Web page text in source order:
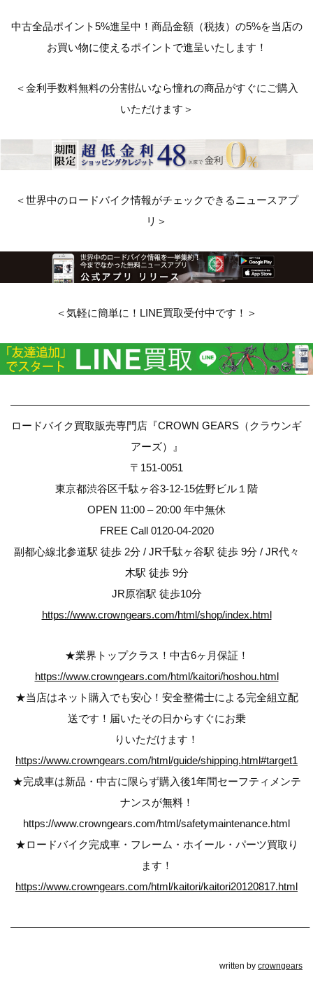
中古全品ポイント5%進呈中！商品金額（税抜）の5%を当店の
お買い物に使えるポイントで進呈いたします！
＜金利手数料無料の分割払いなら憧れの商品がすぐにご購入
いただけます＞
＜世界中のロードバイク情報がチェックできるニュースアプ
リ＞
＜気軽に簡単に！LINE買取受付中です！＞
————————————————————————————–
ロードバイク買取販売専門店『CROWN GEARS（クラウンギ
アーズ）』
〒151-0051
東京都渋谷区千駄ヶ谷3-12-15佐野ビル１階
OPEN 11:00 – 20:00 年中無休
FREE Call 0120-04-2020
副都心線北参道駅 徒歩 2分 / JR千駄ヶ谷駅 徒歩 9分 / JR代々
木駅 徒歩 9分
JR原宿駅 徒歩10分
https://www.crowngears.com/html/shop/index.html
★業界トップクラス！中古6ヶ月保証！
https://www.crowngears.com/html/kaitori/hoshou.html
★当店はネット購入でも安心！安全整備士による完全組立配
送です！届いたその日からすぐにお乗
りいただけます！
https://www.crowngears.com/html/guide/shipping.html#target1
★完成車は新品・中古に限らず購入後1年間セーフティメンテ
ナンスが無料！
https://www.crowngears.com/html/safetymaintenance.html
★ロードバイク完成車・フレーム・ホイール・パーツ買取り
ます！
https://www.crowngears.com/html/kaitori/kaitori20120817.html
————————————————————————————–
written by crowngears